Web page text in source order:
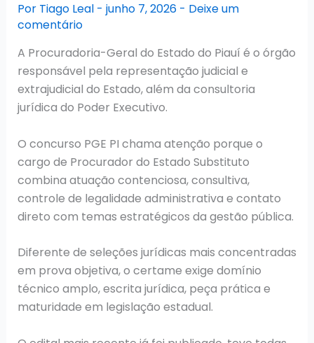
Por Tiago Leal - junho 7, 2026 - Deixe um
comentário
A Procuradoria-Geral do Estado do Piauí é o órgão
responsável pela representação judicial e
extrajudicial do Estado, além da consultoria
jurídica do Poder Executivo.
O concurso PGE PI chama atenção porque o
cargo de Procurador do Estado Substituto
combina atuação contenciosa, consultiva,
controle de legalidade administrativa e contato
direto com temas estratégicos da gestão pública.
Diferente de seleções jurídicas mais concentradas
em prova objetiva, o certame exige domínio
técnico amplo, escrita jurídica, peça prática e
maturidade em legislação estadual.